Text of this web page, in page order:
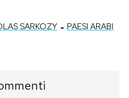
SARKOZY - PAESI ARABI